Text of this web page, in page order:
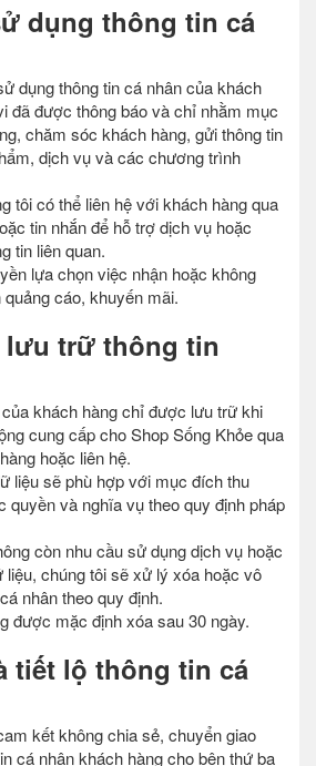
dụng thông tin cá
dụng thông tin cá nhân của khách
đã được thông báo và chỉ nhằm mục
chăm sóc khách hàng, gửi thông tin
dịch vụ và các chương trình
tôi có thể liên hệ với khách hàng qua
tin nhắn để hỗ trợ dịch vụ hoặc
tin liên quan.
lựa chọn việc nhận hoặc không
cáo, khuyến mãi.
lưu trữ thông tin
khách hàng chỉ được lưu trữ khi
cung cấp cho Shop Sống Khỏe qua
hoặc liên hệ.
liệu sẽ phù hợp với mục đích thu
quyền và nghĩa vụ theo quy định pháp
còn nhu cầu sử dụng dịch vụ hoặc
liệu, chúng tôi sẽ xử lý xóa hoặc vô
nhân theo quy định.
được mặc định xóa sau 30 ngày.
tiết lộ thông tin cá
kết không chia sẻ, chuyển giao
cá nhân khách hàng cho bên thứ ba